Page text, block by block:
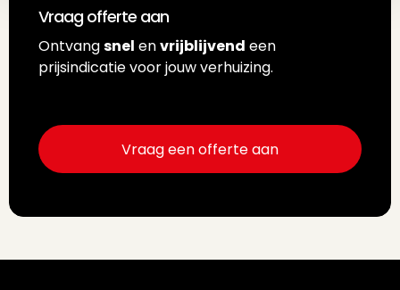
Vraag offerte aan
Ontvangsnel envrijblijvend een
prijsindicatie voor jouw verhuizing.
Vraag een offerte aan